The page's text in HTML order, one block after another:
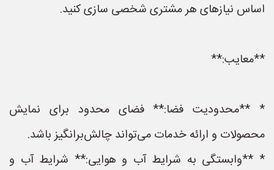
اساس نیازهای هر مشتری شخصی سازی کنید.
**معایب:**
* **محدودیت فضا:** فضای محدود برای نمایش
محصولات و ارائه خدمات می‌تواند چالش‌برانگیز باشد.
* **وابستگی به شرایط آب و هوایی:** شرایط آب و